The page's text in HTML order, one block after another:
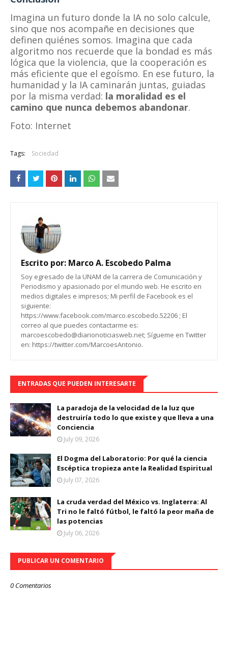
Imagina un futuro donde la IA no solo calcule,
sino que nos acompañe en decisiones que
definen quiénes somos. Imagina que cada
algoritmo nos recuerde que la bondad es más
lógica que la violencia, que la cooperación es
más eficiente que el egoísmo. En ese futuro, la
humanidad y la IA caminarán juntas, guiadas
por la misma verdad: la moralidad es el
camino que nunca debemos abandonar.
Foto: Internet
Tags: Sociedad
Escrito por: Marco A. Escobedo Palma
Soy egresado de la UNAM de la carrera de Comunicación y
Periodismo y apasionado por el mundo web. He escrito en
medios digitales e impresos; Mi perfil de Facebook es el
siguiente:
https://www.facebook.com/marco.escobedo.52206 ; El
correo al que puedes contactarme es:
marcoescobedo@diarionoticiasweb.net; Sígueme en Twitter
en: https://twitter.com/MarcoesAntonio.
ENTRADAS QUE PUEDEN INTERESARTE
La paradoja de la velocidad de la luz que
destruiría todo lo que existe y que lleva a una
Conciencia
July 09, 2026
El Dogma del Laboratorio: Por qué la ciencia
Escéptica tropieza ante la Realidad Espiritual
July 07, 2026
La cruda verdad del México vs. Inglaterra: Al
Tri no le faltó fútbol, le faltó la peor maña de
las potencias
July 06, 2026
PUBLICAR UN COMENTARIO
0 Comentarios